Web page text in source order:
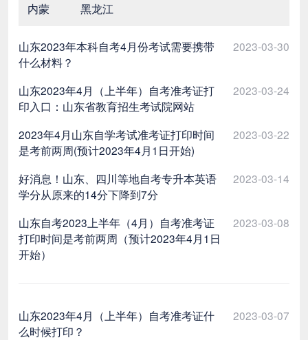
内蒙
黑龙江
山东2023年本科自考4月份考试需要携带
什么材料？
2023-03-30
山东2023年4月（上半年）自考准考证打
印入口：山东省教育招生考试院网站
2023-03-24
2023年4月山东自学考试准考证打印时间
是考前两周(预计2023年4月1日开始)
2023-03-22
好消息！山东、四川等地自考专升本英语
学分从原来的14分下降到7分
2023-03-14
山东自考2023上半年（4月）自考准考证
打印时间是考前两周（预计2023年4月1日
开始）
2023-03-08
山东2023年4月（上半年）自考准考证什
么时候打印？
2023-03-07